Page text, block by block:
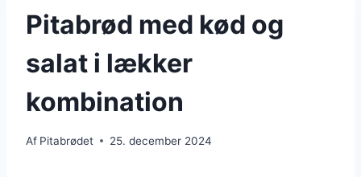
Pitabrød med kød og
salat i lækker
kombination
Af Pitabrødet 25. december 2024